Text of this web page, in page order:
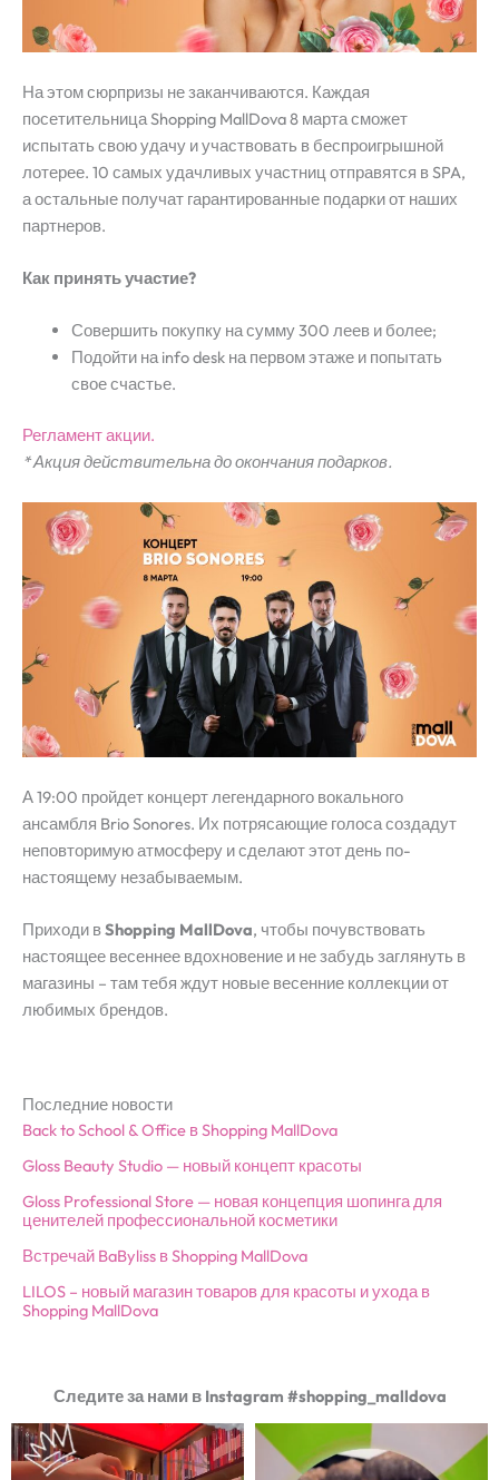
На этом сюрпризы не заканчиваются. Каждая
посетительница Shopping MallDova 8 марта сможет
испытать свою удачу и участвовать в беспроигрышной
лотерее. 10 самых удачливых участниц отправятся в SPA,
а остальные получат гарантированные подарки от наших
партнеров.
Как принять участие?
Совершить покупку на сумму 300 леев и более;
Подойти на info desk на первом этаже и попытать
свое счастье.
Регламент акции.
* Акция действительна до окончания подарков.
А 19:00 пройдет концерт легендарного вокального
ансамбля Brio Sonores. Их потрясающие голоса создадут
неповторимую атмосферу и сделают этот день по-
настоящему незабываемым.
Приходи вShopping MallDova, чтобы почувствовать
настоящее весеннее вдохновение и не забудь заглянуть в
магазины – там тебя ждут новые весенние коллекции от
любимых брендов.
Последние новости
Back to School & Office в Shopping MallDova
Gloss Beauty Studio — новый концепт красоты
Gloss Professional Store — новая концепция шопинга для
ценителей профессиональной косметики
Встречай BaByliss в Shopping MallDova
LILOS – новый магазин товаров для красоты и ухода в
Shopping MallDova
Следите за нами в Instagram #shopping_malldova